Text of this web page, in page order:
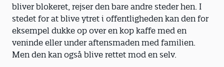
bliver blokeret, rejser den bare andre steder hen. I
stedet for at blive ytret i offentligheden kan den for
eksempel dukke op over en kop kaffe med en
veninde eller under aftensmaden med familien.
Men den kan også blive rettet mod en selv.